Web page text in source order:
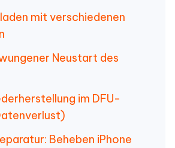
mit verschiedenen
Neustart des
im DFU-
Beheben iPhone